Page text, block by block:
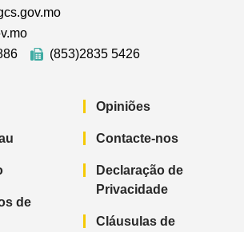
(853)2835 5426
de
Opiniões
Contacte-nos
Declaração de
Privacidade
Cláusulas de